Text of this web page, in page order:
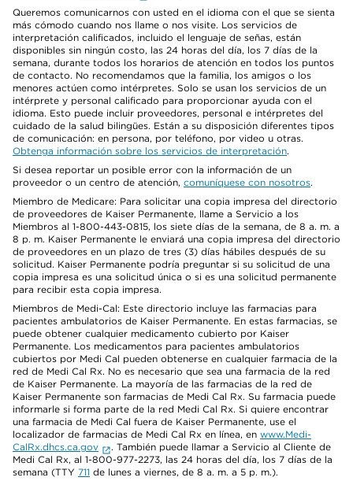
Queremos comunicarnos con usted en el idioma con el que se sienta
más cómodo cuando nos llame o nos visite. Los servicios de
interpretación calificados, incluido el lenguaje de señas, están
disponibles sin ningún costo, las 24 horas del día, los 7 días de la
semana, durante todos los horarios de atención en todos los puntos
de contacto. No recomendamos que la familia, los amigos o los
menores actúen como intérpretes. Solo se usan los servicios de un
intérprete y personal calificado para proporcionar ayuda con el
idioma. Esto puede incluir proveedores, personal e intérpretes del
cuidado de la salud bilingües. Están a su disposición diferentes tipos
de comunicación: en persona, por teléfono, por video u otras.
Obtenga información sobre los servicios de interpretación.
Si desea reportar un posible error con la información de un
proveedor o un centro de atención, comuníquese con nosotros.
Miembro de Medicare: Para solicitar una copia impresa del directorio
de proveedores de Kaiser Permanente, llame a Servicio a los
Miembros al 1-800-443-0815, los siete días de la semana, de 8 a. m. a
8 p. m. Kaiser Permanente le enviará una copia impresa del directorio
de proveedores en un plazo de tres (3) días hábiles después de su
solicitud. Kaiser Permanente podría preguntar si su solicitud de una
copia impresa es una solicitud única o si es una solicitud permanente
para recibir esta copia impresa.
Miembros de Medi-Cal: Este directorio incluye las farmacias para
pacientes ambulatorios de Kaiser Permanente. En estas farmacias, se
puede obtener cualquier medicamento cubierto por Kaiser
Permanente. Los medicamentos para pacientes ambulatorios
cubiertos por Medi Cal pueden obtenerse en cualquier farmacia de la
red de Medi Cal Rx. No es necesario que sea una farmacia de la red
de Kaiser Permanente. La mayoría de las farmacias de la red de
Kaiser Permanente son farmacias de Medi Cal Rx. Su farmacia puede
informarle si forma parte de la red Medi Cal Rx. Si quiere encontrar
una farmacia de Medi Cal fuera de Kaiser Permanente, use el
localizador de farmacias de Medi Cal Rx en línea, en www.Medi-
CalRx.dhcs.ca.gov
. También puede llamar a Servicio al Cliente de
Medi Cal Rx, al 1-800-977-2273, las 24 horas del día, los 7 días de la
semana (TTY 711 de lunes a viernes, de 8 a. m. a 5 p. m.).